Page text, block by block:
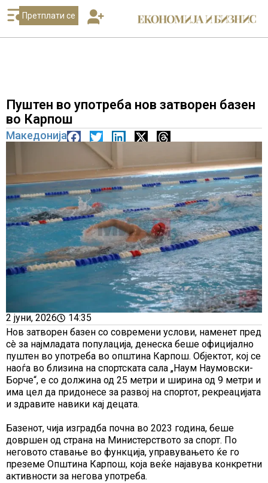
Претплати се
Пуштен во употреба нов затворен базен
во Карпош
Македонија
2 јуни, 2026
14:35
Нов затворен базен со современи услови, наменет пред
сè за најмладата популација, денеска беше официјално
пуштен во употреба во општина Карпош. Објектот, кој се
наоѓа во близина на спортската сала „Наум Наумовски-
Борче“, е со должина од 25 метри и ширина од 9 метри и
има цел да придонесе за развој на спортот, рекреацијата
и здравите навики кај децата.
Базенот, чија изградба почна во 2023 година, беше
довршен од страна на Министерството за спорт. По
неговото ставање во функција, управувањето ќе го
преземе Општина Карпош, која веќе најавува конкретни
активности за негова употреба.